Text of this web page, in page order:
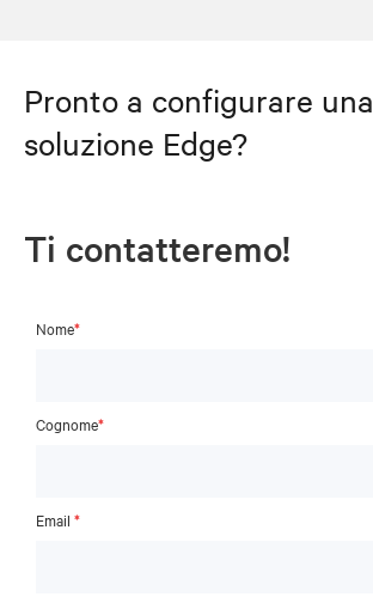
Pronto a configurare una
soluzione Edge?
Ti contatteremo!
Nome*
Cognome*
Email *